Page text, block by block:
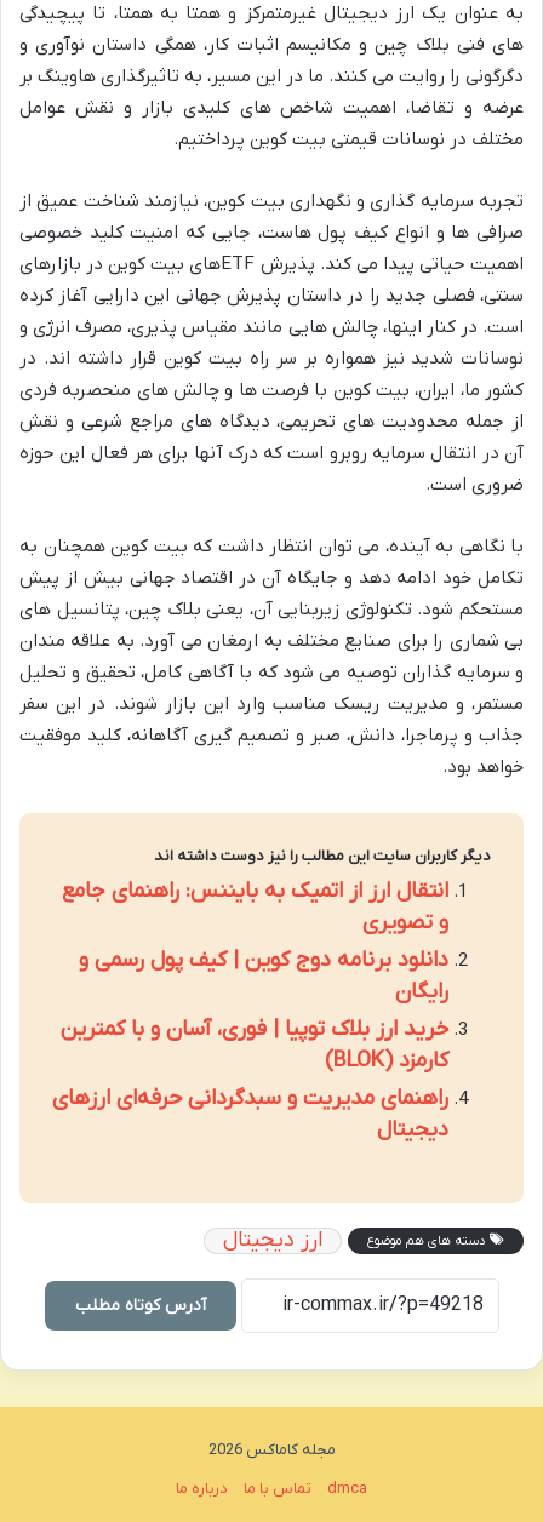
به عنوان یک ارز دیجیتال غیرمتمرکز و همتا به همتا، تا پیچیدگی
های فنی بلاک چین و مکانیسم اثبات کار، همگی داستان نوآوری و
دگرگونی را روایت می کنند. ما در این مسیر، به تاثیرگذاری هاوینگ بر
عرضه و تقاضا، اهمیت شاخص های کلیدی بازار و نقش عوامل
مختلف در نوسانات قیمتی بیت کوین پرداختیم.
تجربه سرمایه گذاری و نگهداری بیت کوین، نیازمند شناخت عمیق از
صرافی ها و انواع کیف پول هاست، جایی که امنیت کلید خصوصی
اهمیت حیاتی پیدا می کند. پذیرش ETFهای بیت کوین در بازارهای
سنتی، فصلی جدید را در داستان پذیرش جهانی این دارایی آغاز کرده
است. در کنار اینها، چالش هایی مانند مقیاس پذیری، مصرف انرژی و
نوسانات شدید نیز همواره بر سر راه بیت کوین قرار داشته اند. در
کشور ما، ایران، بیت کوین با فرصت ها و چالش های منحصربه فردی
از جمله محدودیت های تحریمی، دیدگاه های مراجع شرعی و نقش
آن در انتقال سرمایه روبرو است که درک آنها برای هر فعال این حوزه
ضروری است.
با نگاهی به آینده، می توان انتظار داشت که بیت کوین همچنان به
تکامل خود ادامه دهد و جایگاه آن در اقتصاد جهانی بیش از پیش
مستحکم شود. تکنولوژی زیربنایی آن، یعنی بلاک چین، پتانسیل های
بی شماری را برای صنایع مختلف به ارمغان می آورد. به علاقه مندان
و سرمایه گذاران توصیه می شود که با آگاهی کامل، تحقیق و تحلیل
مستمر، و مدیریت ریسک مناسب وارد این بازار شوند. در این سفر
جذاب و پرماجرا، دانش، صبر و تصمیم گیری آگاهانه، کلید موفقیت
خواهد بود.
دیگر کاربران سایت این مطالب را نیز دوست داشته اند
انتقال ارز از اتمیک به بایننس: راهنمای جامع
و تصویری
دانلود برنامه دوج کوین | کیف پول رسمی و
رایگان
خرید ارز بلاک توپیا | فوری، آسان و با کمترین
کارمزد (BLOK)
راهنمای مدیریت و سبدگردانی حرفه‌ای ارزهای
دیجیتال
دسته های هم موضوع ارز دیجیتال
آدرس کوتاه مطلب
مجله کاماکس 2026
dmca
تماس با ما درباره ما